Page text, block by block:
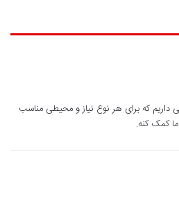
داریم که برای هر نوع نیاز و محیطی مناسب
کمک کنه.